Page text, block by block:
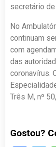
secretário de
No
continuam
com
das
coronavírus.
Três M, nº
Gostou?